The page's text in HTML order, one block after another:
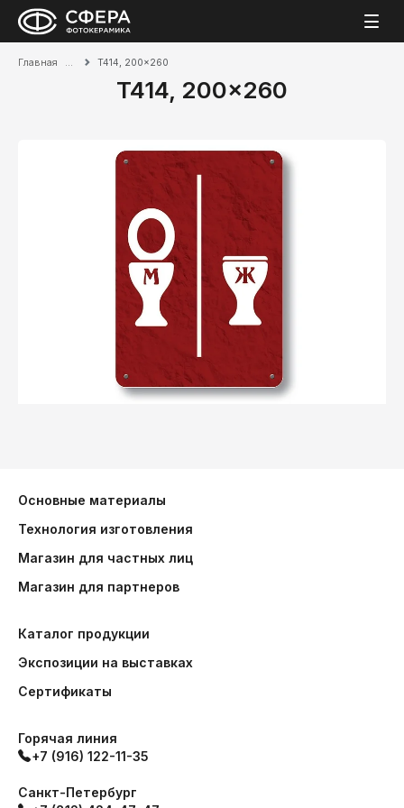
Главная T414, 200x260
T414, 200x260
Основные материалы
Технология изготовления
Магазин для частных лиц
Магазин для партнеров
Каталог продукции
Экспозиции на выставках
Сертификаты
Горячая линия
+7 (916) 122-11-35
Санкт-Петербург